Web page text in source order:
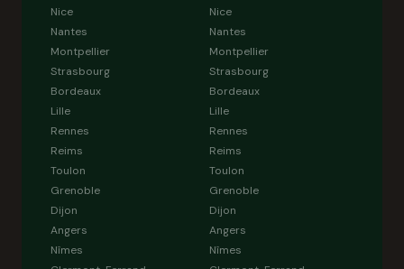
Nice
Nantes
Montpellier
Strasbourg
Bordeaux
Lille
Rennes
Reims
Toulon
Grenoble
Dijon
Angers
Nîmes
Nice
Nantes
Montpellier
Strasbourg
Bordeaux
Lille
Rennes
Reims
Toulon
Grenoble
Dijon
Angers
Nîmes